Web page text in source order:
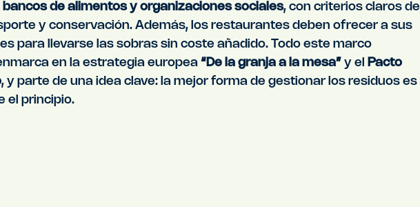
bancos de alimentos y organizaciones sociales, con criterios claros de
y conservación. Además, los restaurantes deben ofrecer a sus
para llevarse las sobras sin coste añadido. Todo este marco
en la estrategia europea “De la granja a la mesa” y el
Pacto
, y parte de una idea clave: la mejor forma de gestionar los residuos es
el principio.